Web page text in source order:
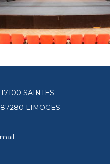
SAINTES
LIMOGES